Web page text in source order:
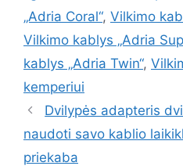
„Adria Coral“, Vilkimo
Vilkimo kablys „Adria
kablys „Adria Twin“,
kemperiui
Dvilypės adapteris
naudoti savo kablio
priekaba